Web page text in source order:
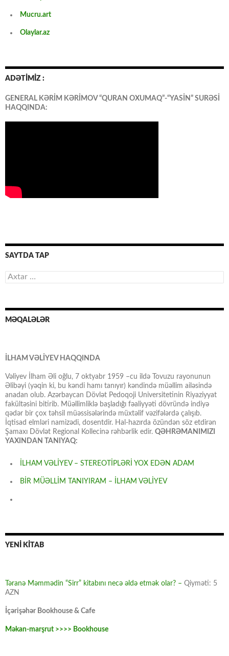
Mucru.art
Olaylar.az
ADƏTİMİZ :
GENERAL KƏRİM KƏRİMOV “QURAN OXUMAQ”-“YASİN” SURƏSİ
HAQQINDA:
SAYTDA TAP
Axtarış:
MƏQALƏLƏR
İLHAM VƏLİYEV HAQQINDA
Vəliyev İlham Əli oğlu, 7 oktyabr 1959 –cu ildə Tovuzu rayonunun
Əlibəyi (yəqin ki, bu kəndi hamı tanıyır) kəndində müəllim ailəsində
anadan olub. Azərbaycan Dövlət Pedoqoji Universitetinin Riyaziyyat
fakültəsini bitirib. Müəllimliklə başladığı fəaliyyəti dövründə indiyə
qədər bir çox təhsil müəssisələrində müxtəlif vəzifələrdə çalışıb.
İqtisad elmləri namizədi, dosentdir. Hal-hazırda özündən söz etdirən
Şamaxı Dövlət Regional Kollecinə rəhbərlik edir. QƏHRƏMANIMIZI
YAXINDAN TANIYAQ:
İLHAM VƏLİYEV – STEREOTİPLƏRİ YOX EDƏN ADAM
BİR MÜƏLLİM TANIYIRAM – İLHAM VƏLİYEV
YENİ KİTAB
Təranə Məmmədin “Sirr” kitabını necə əldə etmək olar? – Qiyməti: 5
AZN
İçərişəhər Bookhouse & Cafe
Məkan-marşrut >>>> Bookhouse